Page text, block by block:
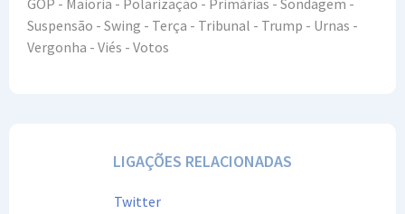
GOP - Maioria - Polarização - Primárias - Sondagem -
Suspensão - Swing - Terça - Tribunal - Trump - Urnas -
Vergonha - Viés - Votos
LIGAÇÕES RELACIONADAS
Twitter